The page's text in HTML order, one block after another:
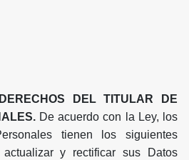
DEL TITULAR DE
De acuerdo con la Ley, los
tienen los siguientes
y rectificar sus Datos